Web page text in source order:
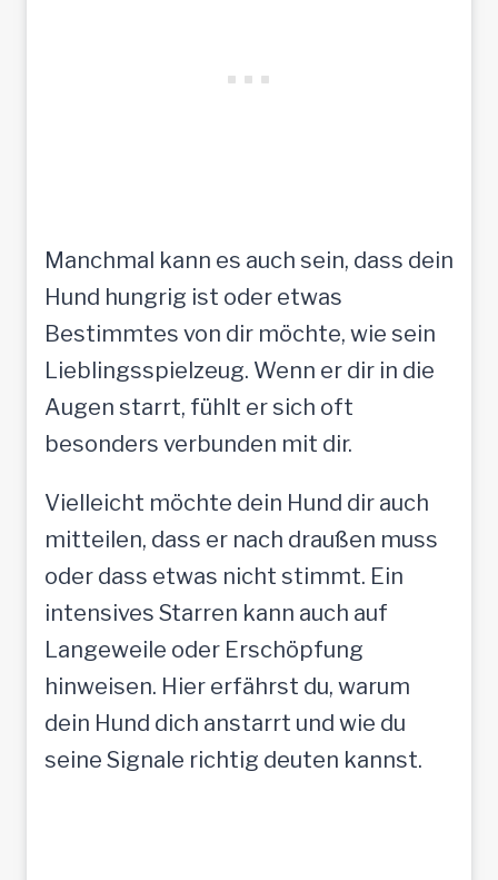
Manchmal kann es auch sein, dass dein
Hund hungrig ist oder etwas
Bestimmtes von dir möchte, wie sein
Lieblingsspielzeug. Wenn er dir in die
Augen starrt, fühlt er sich oft
besonders verbunden mit dir.
Vielleicht möchte dein Hund dir auch
mitteilen, dass er nach draußen muss
oder dass etwas nicht stimmt. Ein
intensives Starren kann auch auf
Langeweile oder Erschöpfung
hinweisen. Hier erfährst du, warum
dein Hund dich anstarrt und wie du
seine Signale richtig deuten kannst.